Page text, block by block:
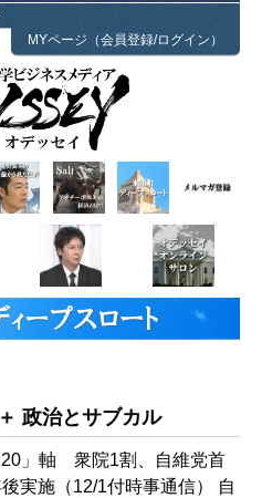
MYページ（会員登録/ログイン）
政治とサブカル
」軸 衆院1割、自維党首
実施（12/1付時事通信） 自